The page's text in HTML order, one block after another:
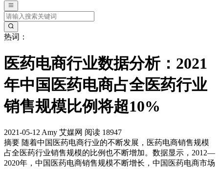
热词：
医药电商行业数据分析：2021
年中国医药电商占全医药行业
销售规模比例将超10%
2021-05-12 Amy 艾媒网 阅读 18947
摘要 随着中国医药电商行业的不断发展，医药电商销售规模
占全医药行业销售规模的比例也不断增加。数据显示，2012—
2020年，中国医药电商销售规模不断增长，中国医药电商市场